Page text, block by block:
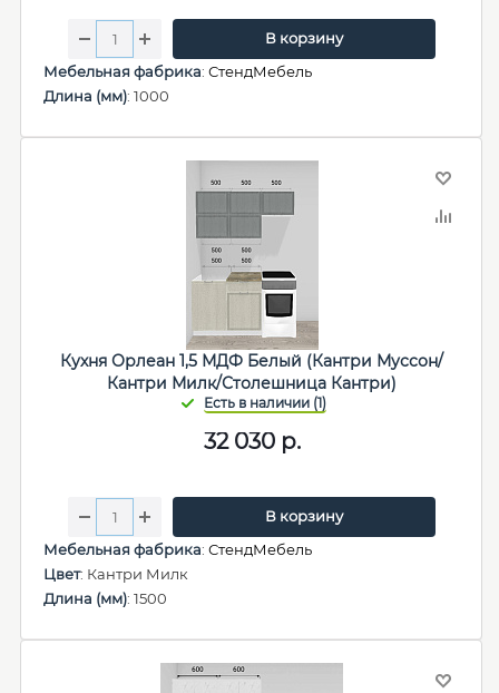
В корзину
Мебельная фабрика: СтендМебель
Длина (мм): 1000
Кухня Орлеан 1,5 МДФ Белый (Кантри Муссон/
Кантри Милк/Столешница Кантри)
32 030р.
В корзину
Мебельная фабрика: СтендМебель
Цвет: Кантри Милк
Длина (мм): 1500